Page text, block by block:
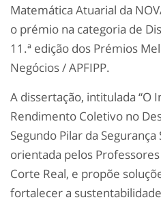
Matemática Atuarial da
o prémio na categoria de
11.ª edição dos Prémios
Negócios / APFIPP.
A dissertação, intitulada “O
Rendimento Coletivo no
Segundo Pilar da
orientada pelos
Corte Real, e propõe
fortalecer a